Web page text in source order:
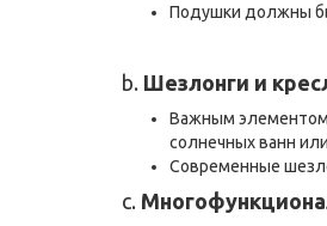
Подушки должны
b. Шезлонги и
Важным элементом
солнечных ванн
Современные
c.